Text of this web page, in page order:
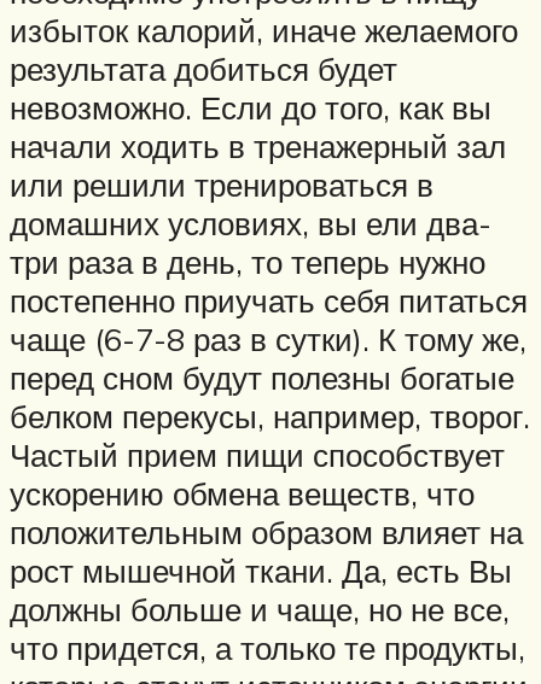
избыток калорий, иначе желаемого
результата добиться будет
невозможно. Если до того, как вы
начали ходить в тренажерный зал
или решили тренироваться в
домашних условиях, вы ели два-
три раза в день, то теперь нужно
постепенно приучать себя питаться
чаще (6-7-8 раз в сутки). К тому же,
перед сном будут полезны богатые
белком перекусы, например, творог.
Частый прием пищи способствует
ускорению обмена веществ, что
положительным образом влияет на
рост мышечной ткани. Да, есть Вы
должны больше и чаще, но не все,
что придется, а только те продукты,